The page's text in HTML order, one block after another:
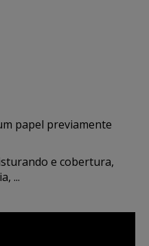
papel previamente
e cobertura,
...